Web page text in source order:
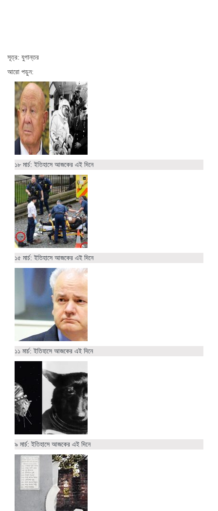
সূত্র: যুগান্তর
আরো পড়ুন:
১৮ মার্চ: ইতিহাসে আজকের এই দিনে
১৫ মার্চ: ইতিহাসে আজকের এই দিনে
১১ মার্চ: ইতিহাসে আজকের এই দিনে
৯ মার্চ: ইতিহাসে আজকের এই দিনে